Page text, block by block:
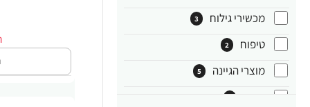
מכשירי גילוח 3
טיפוח 2
מוצרי הגיינה 5